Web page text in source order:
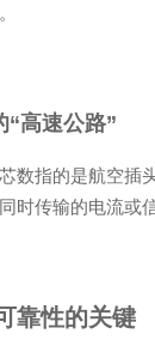
“高速公路”
数指的是航空插
时传输的电流或
靠性的关键